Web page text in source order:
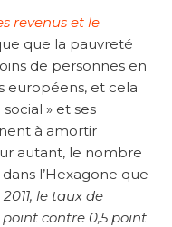
revenus et le
que la pauvreté
de personnes en
européens, et cela
» et ses
à amortir
autant, le nombre
l’Hexagone que
le taux de
contre 0,5 point